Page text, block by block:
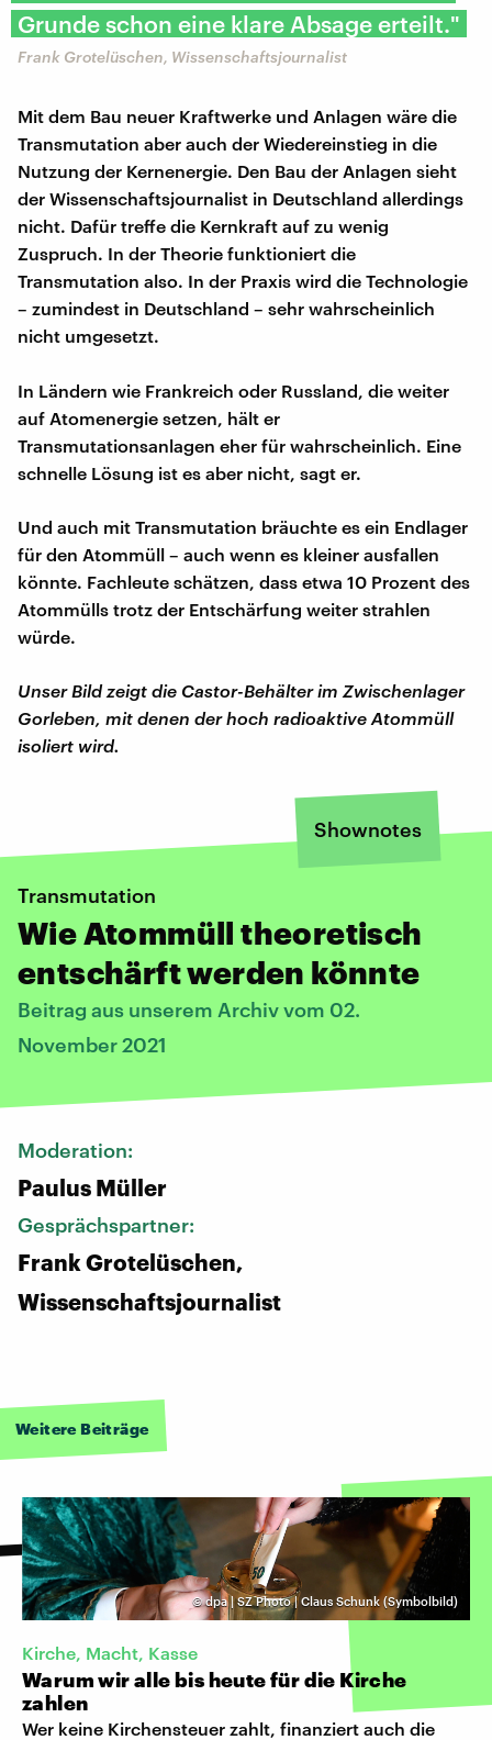
Grunde schon eine klare Absage erteilt."
Frank Grotelüschen, Wissenschaftsjournalist
Mit dem Bau neuer Kraftwerke und Anlagen wäre die
Transmutation aber auch der Wiedereinstieg in die
Nutzung der Kernenergie. Den Bau der Anlagen sieht
der Wissenschaftsjournalist in Deutschland allerdings
nicht. Dafür treffe die Kernkraft auf zu wenig
Zuspruch. In der Theorie funktioniert die
Transmutation also. In der Praxis wird die Technologie
– zumindest in Deutschland – sehr wahrscheinlich
nicht umgesetzt.
In Ländern wie Frankreich oder Russland, die weiter
auf Atomenergie setzen, hält er
Transmutationsanlagen eher für wahrscheinlich. Eine
schnelle Lösung ist es aber nicht, sagt er.
Und auch mit Transmutation bräuchte es ein Endlager
für den Atommüll – auch wenn es kleiner ausfallen
könnte. Fachleute schätzen, dass etwa 10 Prozent des
Atommülls trotz der Entschärfung weiter strahlen
würde.
Unser Bild zeigt die Castor-Behälter im Zwischenlager
Gorleben, mit denen der hoch radioaktive Atommüll
isoliert wird.
Shownotes
Transmutation
Wie Atommüll theoretisch
entschärft werden könnte
Beitrag aus unserem Archiv vom 02.
November 2021
Moderation:
Paulus Müller
Gesprächspartner:
Frank Grotelüschen,
Wissenschaftsjournalist
Weitere Beiträge
©dpa | SZ Photo | Claus Schunk (Symbolbild)
Kirche, Macht, Kasse
Warum wir alle bis heute für die Kirche
zahlen
Wer keine Kirchensteuer zahlt, finanziert auch die